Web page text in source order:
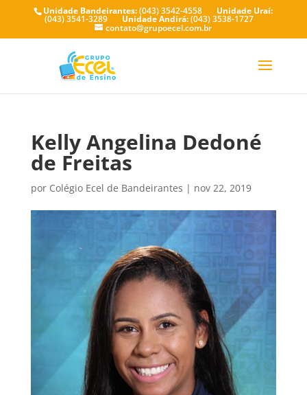
Unidade Bandeirantes:(043) 3542-4558 Unidade Uraí:
(043) 3541-3289 Unidade Andirá:(043) 3538-1727
contato@grupoecel.com.br
Kelly Angelina Dedoné
de Freitas
por Colégio Ecel de Bandeirantes | nov 22, 2019